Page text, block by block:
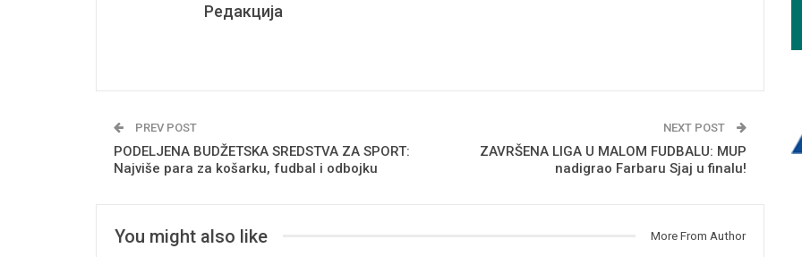
Редакција
PREV POST
PODELJENA BUDŽETSKA SREDSTVA ZA SPORT:
Najviše para za košarku, fudbal i odbojku
NEXT POST
ZAVRŠENA LIGA U MALOM FUDBALU: MUP
nadigrao Farbaru Sjaj u finalu!
You might also like More From Author